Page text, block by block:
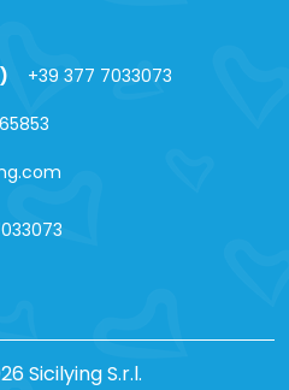
+39 377 7033073
Sicilying S.r.l.